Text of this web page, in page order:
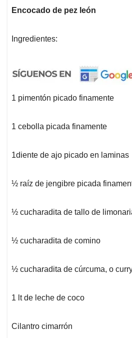
Encocado de pez león
Ingredientes:
1 pimentón picado finamente
1 cebolla picada finamente
1diente de ajo picado en laminas
½ raíz de jengibre picada
½ cucharadita de tallo de
½ cucharadita de comino
½ cucharadita de cúrcuma, o
1 lt de leche de coco
Cilantro cimarrón